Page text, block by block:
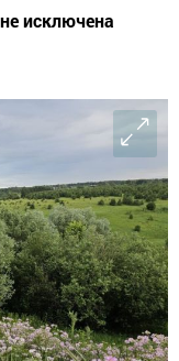
исключена